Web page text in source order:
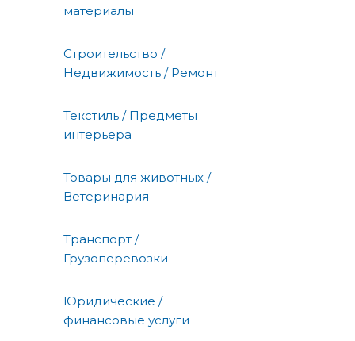
материалы
Строительство /
Недвижимость / Ремонт
Текстиль / Предметы
интерьера
Товары для животных /
Ветеринария
Транспорт /
Грузоперевозки
Юридические /
финансовые услуги